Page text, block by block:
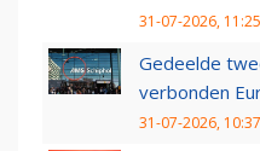
31-07-2026, 11:25
Gedeelde
verbonden
31-07-2026, 10:37